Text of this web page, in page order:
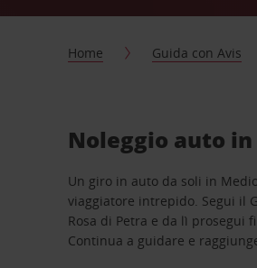
Home Guida con Avis
Noleggio auto
Un giro in auto da soli in
viaggiatore intrepido. Segui il
Rosa di Petra e da lì prosegui
Continua a guidare e